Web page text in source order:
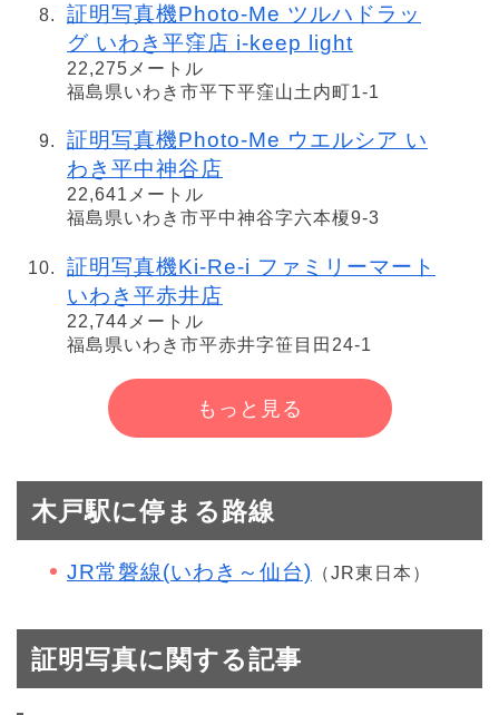
証明写真機Photo-Me ツルハドラッ
グ いわき平窪店 i-keep light
22,275メートル
福島県いわき市平下平窪山土内町1-1
証明写真機Photo-Me ウエルシア い
わき平中神谷店
22,641メートル
福島県いわき市平中神谷字六本榎9-3
証明写真機Ki-Re-i ファミリーマート
いわき平赤井店
22,744メートル
福島県いわき市平赤井字笹目田24-1
もっと見る
木戸駅に停まる路線
JR常磐線(いわき～仙台) （JR東日本）
証明写真に関する記事